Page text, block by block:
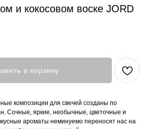
и кокосовом воске JORD
в корзину
композиции для свечей созданы по
Сочные, яркие, необычные, цветочные и
ароматы неминуемо переносят нас на